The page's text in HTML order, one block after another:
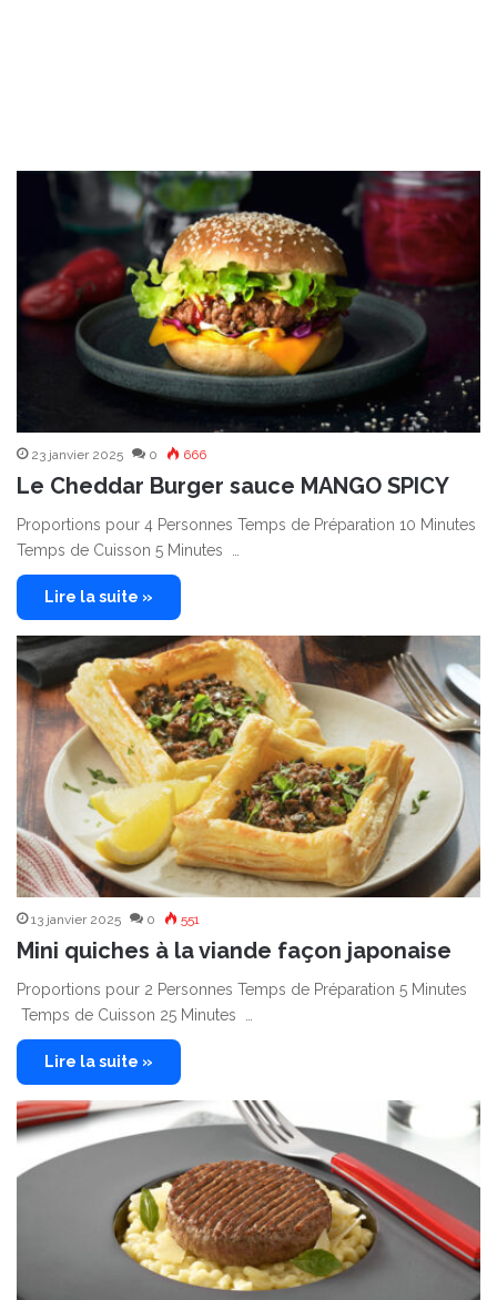
23 janvier 2025 0 666
Le Cheddar Burger sauce MANGO SPICY
Proportions pour 4 Personnes Temps de Préparation 10 Minutes
Temps de Cuisson 5 Minutes …
Lire la suite »
13 janvier 2025 0 551
Mini quiches à la viande façon japonaise
Proportions pour 2 Personnes Temps de Préparation 5 Minutes
Temps de Cuisson 25 Minutes …
Lire la suite »